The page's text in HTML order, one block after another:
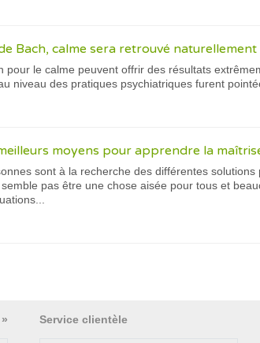
Bach, calme sera retrouvé naturellement
pour le calme peuvent offrir des résultats
niveau des pratiques psychiatriques furent
moyens pour apprendre la
sont à la recherche des différentes
pas être une chose aisée pour tous et
Service clientèle